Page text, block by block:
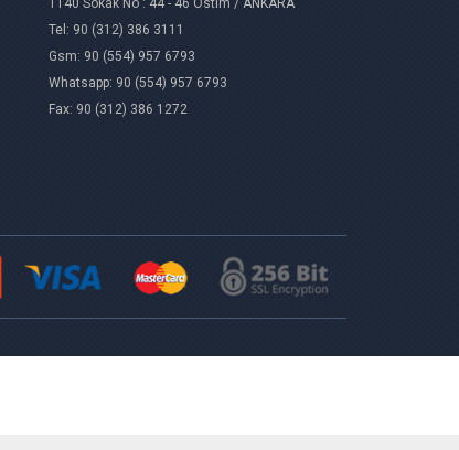
1140 Sokak No : 44 - 46 Ostim / ANKARA
Tel: 90 (312) 386 3111
Gsm: 90 (554) 957 6793
Whatsapp: 90 (554) 957 6793
Fax: 90 (312) 386 1272